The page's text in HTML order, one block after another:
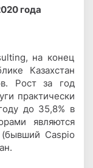
года
на конец
Казахстан
Рост за год
практически
до 35,8% в
являются
Caspio